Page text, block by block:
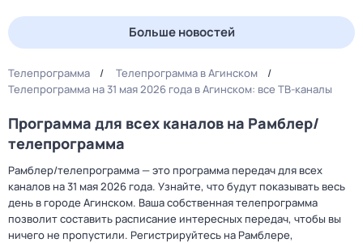
Больше новостей
Телепрограмма
Телепрограмма в Агинском
Телепрограмма на 31 мая 2026 года в Агинском: все ТВ-каналы
Программа для всех каналов на Рамблер/
телепрограмма
Рамблер/телепрограмма — это программа передач для всех
каналов на 31 мая 2026 года. Узнайте, что будут показывать весь
день в городе Агинском. Ваша собственная телепрограмма
позволит составить расписание интересных передач, чтобы вы
ничего не пропустили. Регистрируйтесь на Рамблере,